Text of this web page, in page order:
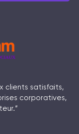
clients satisfaits,
corporatives,